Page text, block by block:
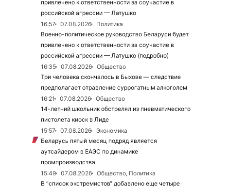
привлечено к ответственности за соучастие в
российской агрессии — Латушко
16:57
07.08.2026
Политика
Военно-политическое руководство Беларуси будет
привлечено к ответственности за соучастие в
российской агрессии — Латушко (подробно)
16:35
07.08.2026
Общество
Три человека скончалось в Быхове — следствие
предполагает отравление суррогатным алкоголем
16:21
07.08.2026
Общество
14-летний школьник обстрелял из пневматического
пистолета киоск в Лиде
15:57
07.08.2026
Экономика
Беларусь пятый месяц подряд является
аутсайдером в ЕАЭС по динамике
промпроизводства
15:49
07.08.2026
Общество, Политика
В “список экстремистов“ добавлено еще четыре